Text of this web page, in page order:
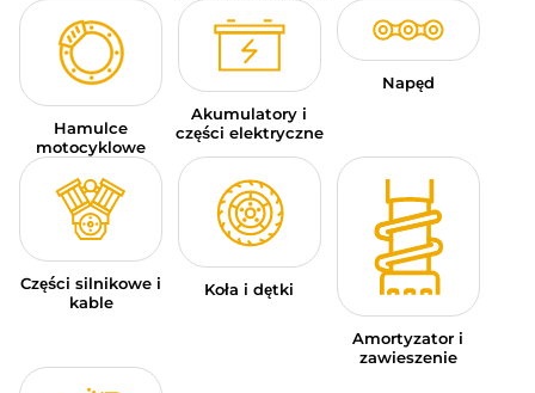
PL | EUR € — MODYFIKUJ
MARKI
PORADY
SKONTAKTUJ SIĘ Z NAMI
Hamulce
motocyklowe
Akumulatory i
części elektryczne
Napęd
Części silnikowe i
kable
Koła i dętki
Amortyzator i
zawieszenie